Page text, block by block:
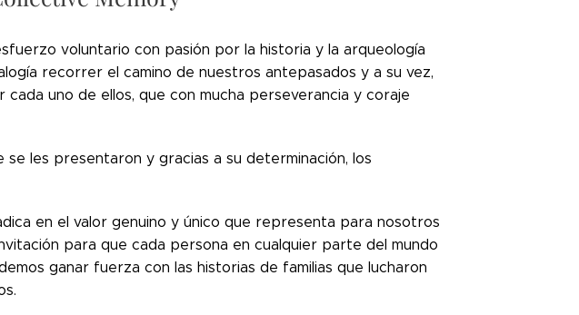
voluntario con pasión por la historia y la arqueología
recorrer el camino de nuestros antepasados ​​y a su vez,
uno de ellos, que con mucha perseverancia y coraje
les presentaron y gracias a su determinación, los
en el valor genuino y único que representa para nosotros
para que cada persona en cualquier parte del mundo
ganar fuerza con las historias de familias que lucharon